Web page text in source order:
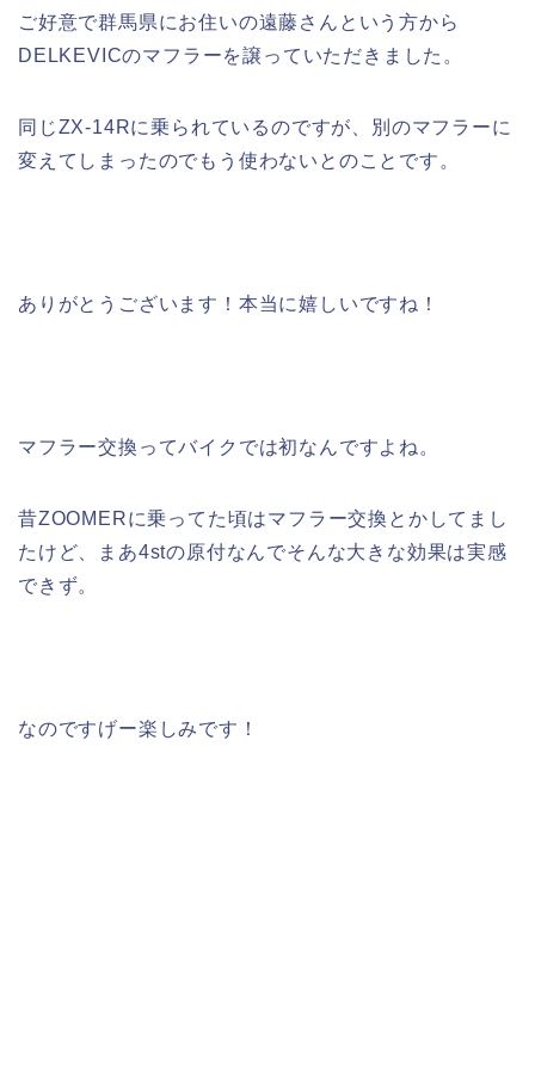
ご好意で群馬県にお住いの遠藤さんという方から
DELKEVICのマフラーを譲っていただきました。
同じZX-14Rに乗られているのですが、別のマフラーに
変えてしまったのでもう使わないとのことです。
ありがとうございます！本当に嬉しいですね！
マフラー交換ってバイクでは初なんですよね。
昔ZOOMERに乗ってた頃はマフラー交換とかしてまし
たけど、まあ4stの原付なんでそんな大きな効果は実感
できず。
なのですげー楽しみです！